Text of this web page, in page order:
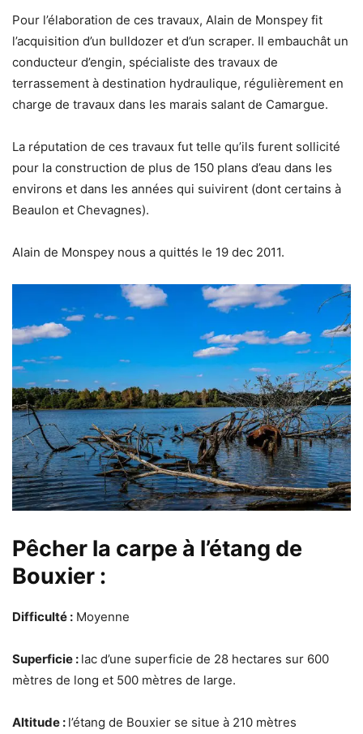
Pour l’élaboration de ces travaux, Alain de Monspey fit
l’acquisition d’un bulldozer et d’un scraper. Il embauchât un
conducteur d’engin, spécialiste des travaux de
terrassement à destination hydraulique, régulièrement en
charge de travaux dans les marais salant de Camargue.
La réputation de ces travaux fut telle qu’ils furent sollicité
pour la construction de plus de 150 plans d’eau dans les
environs et dans les années qui suivirent (dont certains à
Beaulon et Chevagnes).
Alain de Monspey nous a quittés le 19 dec 2011.
Pêcher la carpe à l’étang de
Bouxier :
Difficulté : Moyenne
Superficie : lac d’une superficie de 28 hectares sur 600
mètres de long et 500 mètres de large.
Altitude : l’étang de Bouxier se situe à 210 mètres